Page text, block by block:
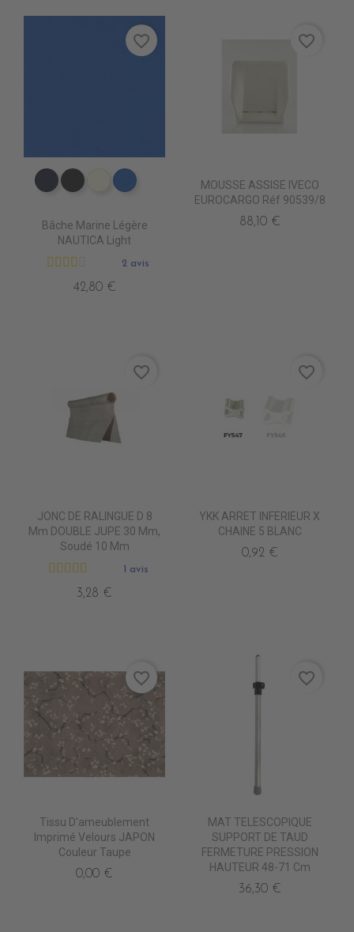
PE4120 NAVY
PE4130 NOIR
PE4100 IVOIRE
PE4070 ROYAL 2
Bâche Marine Légère
NAUTICA Light
2 avis
42,80 €
favorite_border
MOUSSE ASSISE IVECO
EUROCARGO Réf 90539/8
88,10 €
favorite_border
JONC DE RALINGUE D 8
Mm DOUBLE JUPE 30 Mm,
Soudé 10 Mm
1 avis
3,28 €
favorite_border
YKK ARRET INFERIEUR X
CHAINE 5 BLANC
0,92 €
favorite_border
Tissu D'ameublement
Imprimé Velours JAPON
Couleur Taupe
0,00 €
favorite_border
MAT TELESCOPIQUE
SUPPORT DE TAUD
FERMETURE PRESSION
HAUTEUR 48-71 Cm
36,30 €
favorite_border